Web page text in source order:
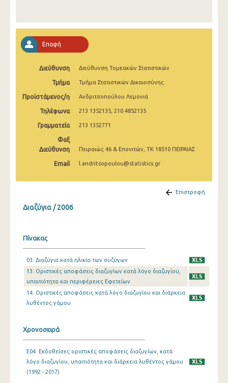
2008
2007
2006
2005
2004
2003
2002
1992
Επαφή
Διεύθυνση Διεύθυνση Τομεακών Στατιστικών
Τμήμα Τμήμα Στατιστικών Δικαιοσύνης
Προϊστάμενος/η Ανδριτσοπούλου Λεμονιά
Τηλέφωνα 213 1352135, 210 4852135
Γραμματεία 213 1352771
Φαξ
Διεύθυνση
Πειραιώς 46 & Επονιτών, ΤΚ 18510 ΠΕΙΡΑΙΑΣ
Email l.andritsopoulou@statistics.gr
Επιστροφή
Διαζύγια / 2006
Πίνακας
03. Διαζύγια κατά ηλικία των συζύγων
13. Οριστικές αποφάσεις διαζυγίων κατά λόγο διαζυγίου,
υπαιτιότητα και περιφέρειες Εφετείων
14. Οριστικές αποφάσεις κατά λόγο διαζυγίου και διάρκεια
λυθέντος γάμου
Χρονοσειρά
E04. Εκδοθείσες οριστικές αποφάσεις διαζυγίων, κατά
λόγο διαζυγίου, υπαιτιότητα και διάρκεια λυθέντος γάμου
(1992 - 2017)